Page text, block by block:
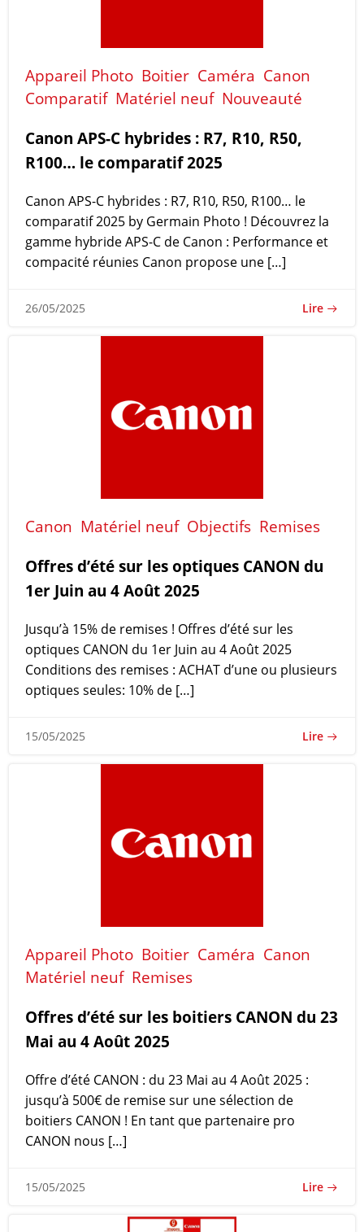
Appareil Photo Boitier Caméra Canon
Comparatif Matériel neuf Nouveauté
Canon APS-C hybrides : R7, R10, R50,
R100… le comparatif 2025
Canon APS-C hybrides : R7, R10, R50, R100… le
comparatif 2025 by Germain Photo ! Découvrez la
gamme hybride APS-C de Canon : Performance et
compacité réunies Canon propose une […]
26/05/2025 Lire
Canon Matériel neuf Objectifs Remises
Offres d’été sur les optiques CANON du
1er Juin au 4 Août 2025
Jusqu’à 15% de remises ! Offres d’été sur les
optiques CANON du 1er Juin au 4 Août 2025
Conditions des remises : ACHAT d’une ou plusieurs
optiques seules: 10% de […]
15/05/2025 Lire
Appareil Photo Boitier Caméra Canon
Matériel neuf Remises
Offres d’été sur les boitiers CANON du 23
Mai au 4 Août 2025
Offre d’été CANON : du 23 Mai au 4 Août 2025 :
jusqu’à 500€ de remise sur une sélection de
boitiers CANON ! En tant que partenaire pro
CANON nous […]
15/05/2025 Lire